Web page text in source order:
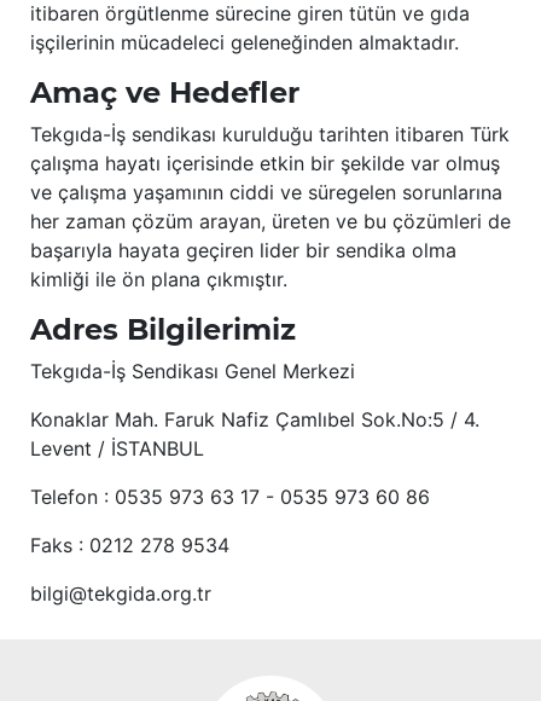
itibaren örgütlenme sürecine giren tütün ve gıda
işçilerinin mücadeleci geleneğinden almaktadır.
Amaç ve Hedefler
Tekgıda-İş sendikası kurulduğu tarihten itibaren Türk
çalışma hayatı içerisinde etkin bir şekilde var olmuş
ve çalışma yaşamının ciddi ve süregelen sorunlarına
her zaman çözüm arayan, üreten ve bu çözümleri de
başarıyla hayata geçiren lider bir sendika olma
kimliği ile ön plana çıkmıştır.
Adres Bilgilerimiz
Tekgıda-İş Sendikası Genel Merkezi
Konaklar Mah. Faruk Nafiz Çamlıbel Sok.No:5 / 4.
Levent / İSTANBUL
Telefon : 0535 973 63 17 - 0535 973 60 86
Faks : 0212 278 9534
bilgi@tekgida.org.tr